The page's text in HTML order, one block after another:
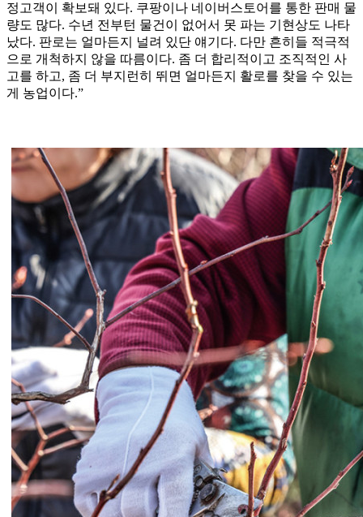
정고객이 확보돼 있다. 쿠팡이나 네이버스토어를 통한 판매 물
량도 많다. 수년 전부턴 물건이 없어서 못 파는 기현상도 나타
났다. 판로는 얼마든지 널려 있단 얘기다. 다만 흔히들 적극적
으로 개척하지 않을 따름이다. 좀 더 합리적이고 조직적인 사
고를 하고, 좀 더 부지런히 뛰면 얼마든지 활로를 찾을 수 있는
게 농업이다.”